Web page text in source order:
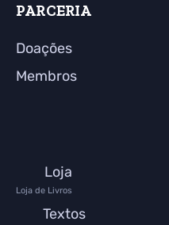
PARCERIA
Doações
Membros
Loja
Loja de Livros
Textos